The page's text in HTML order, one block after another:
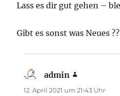
Lass es dir gut gehen –
Gibt es sonst was Neues
admin
12. April 2021 um 21:43 Uhr